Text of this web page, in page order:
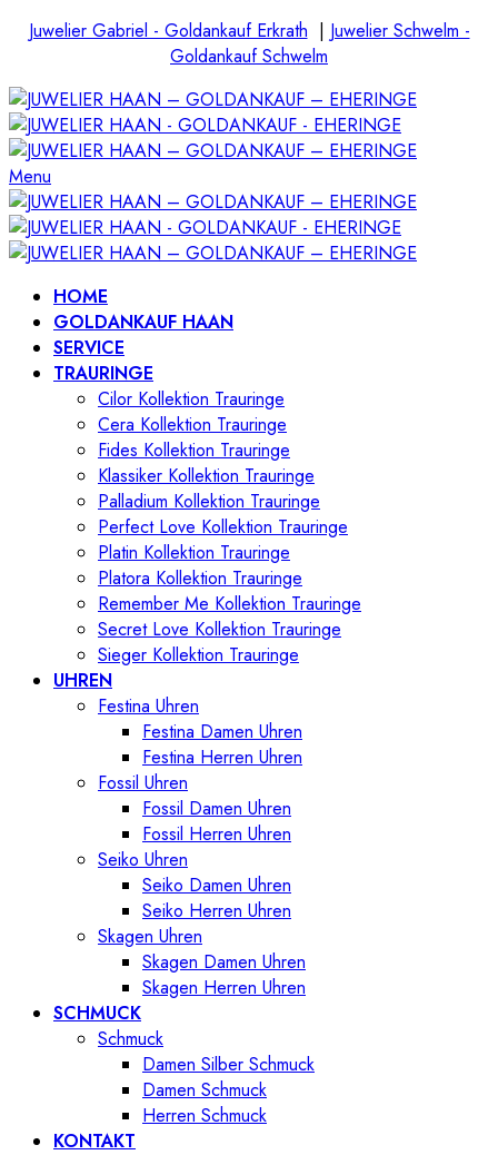
Juwelier Gabriel - Goldankauf Erkrath | Juwelier Schwelm -
Goldankauf Schwelm
Menu
HOME
GOLDANKAUF HAAN
SERVICE
TRAURINGE
Cilor Kollektion Trauringe
Cera Kollektion Trauringe
Fides Kollektion Trauringe
Klassiker Kollektion Trauringe
Palladium Kollektion Trauringe
Perfect Love Kollektion Trauringe
Platin Kollektion Trauringe
Platora Kollektion Trauringe
Remember Me Kollektion Trauringe
Secret Love Kollektion Trauringe
Sieger Kollektion Trauringe
UHREN
Festina Uhren
Festina Damen Uhren
Festina Herren Uhren
Fossil Uhren
Fossil Damen Uhren
Fossil Herren Uhren
Seiko Uhren
Seiko Damen Uhren
Seiko Herren Uhren
Skagen Uhren
Skagen Damen Uhren
Skagen Herren Uhren
SCHMUCK
Schmuck
Damen Silber Schmuck
Damen Schmuck
Herren Schmuck
KONTAKT